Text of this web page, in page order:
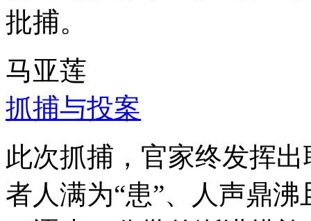
批捕。
马亚莲
抓捕与投案
此次抓捕，官家终发挥
者人满为“患”、人声鼎